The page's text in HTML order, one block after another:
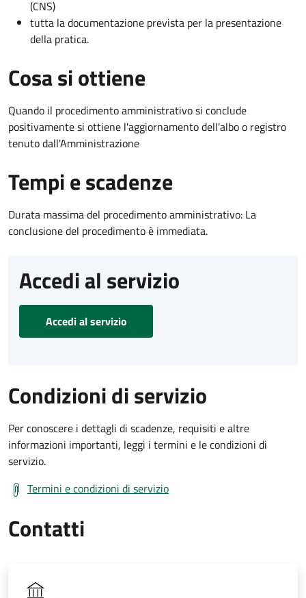
(CNS)
tutta la documentazione prevista per la presentazione
della pratica.
Cosa si ottiene
Quando il procedimento amministrativo si conclude
positivamente si ottiene l'aggiornamento dell'albo o registro
tenuto dall'Amministrazione
Tempi e scadenze
Durata massima del procedimento amministrativo: La
conclusione del procedimento è immediata.
Accedi al servizio
Accedi al servizio
Condizioni di servizio
Per conoscere i dettagli di scadenze, requisiti e altre
informazioni importanti, leggi i termini e le condizioni di
servizio.
Termini e condizioni di servizio
Contatti